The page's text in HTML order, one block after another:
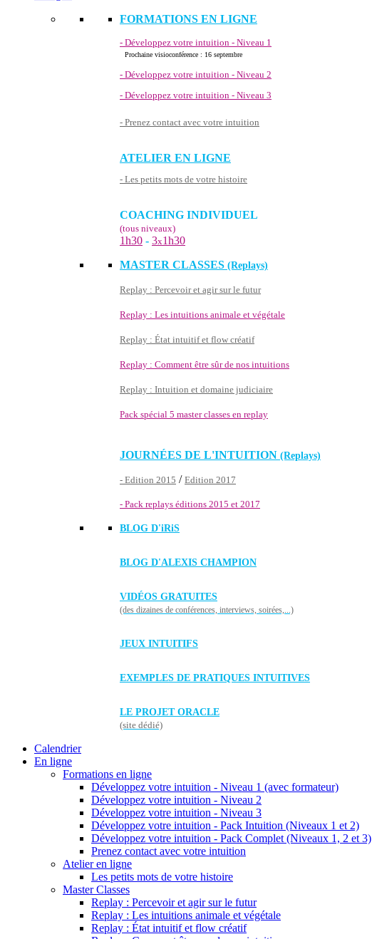
FORMATIONS EN LIGNE
- Développez votre intuition - Niveau 1
Prochaine visioconférence : 16 septembre
- Développez votre intuition - Niveau 2
- Développez votre intuition - Niveau 3
- Prenez contact avec votre intuition
ATELIER EN LIGNE
- Les petits mots de votre histoire
COACHING INDIVIDUEL
(tous niveaux)
1h30 - 3x1h30
MASTER CLASSES (Replays)
Replay : Percevoir et agir sur le futur
Replay : Les intuitions animale et végétale
Replay : État intuitif et flow créatif
Replay : Comment être sûr de nos intuitions
Replay : Intuition et domaine judiciaire
Pack spécial 5 master classes en replay
JOURNÉES DE L'INTUITION (Replays)
- Edition 2015 / Edition 2017
- Pack replays éditions 2015 et 2017
BLOG D'iRiS
BLOG D'ALEXIS CHAMPION
VIDÉOS GRATUITES
(des dizaines de conférences, interviews, soirées,...)
JEUX INTUITIFS
EXEMPLES DE PRATIQUES INTUITIVES
LE PROJET ORACLE
(site dédié)
Calendrier
En ligne
Formations en ligne
Développez votre intuition - Niveau 1 (avec formateur)
Développez votre intuition - Niveau 2
Développez votre intuition - Niveau 3
Développez votre intuition - Pack Intuition (Niveaux 1 et 2)
Développez votre intuition - Pack Complet (Niveaux 1, 2 et 3)
Prenez contact avec votre intuition
Atelier en ligne
Les petits mots de votre histoire
Master Classes
Replay : Percevoir et agir sur le futur
Replay : Les intuitions animale et végétale
Replay : État intuitif et flow créatif